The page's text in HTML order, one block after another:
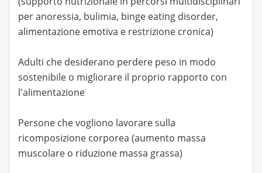
per anoressia, bulimia, binge eating disorder,
alimentazione emotiva e restrizione cronica)
Adulti che desiderano perdere peso in modo
sostenibile o migliorare il proprio rapporto con
l'alimentazione
Persone che vogliono lavorare sulla
ricomposizione corporea (aumento massa
muscolare o riduzione massa grassa)